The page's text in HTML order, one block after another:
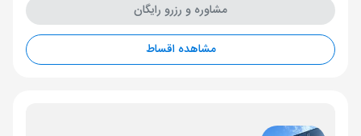
مشاوره و رزرو رایگان
مشاهده اقساط